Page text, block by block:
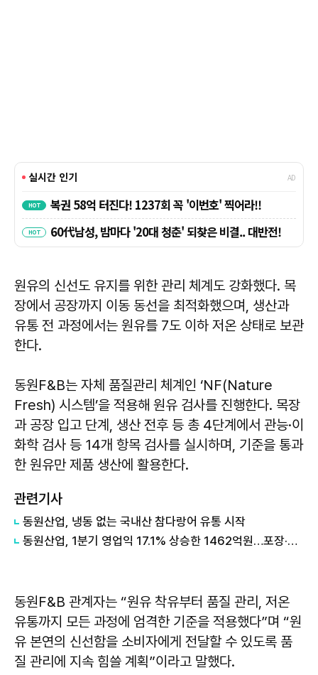
원유의 신선도 유지를 위한 관리 체계도 강화했다. 목
장에서 공장까지 이동 동선을 최적화했으며, 생산과
유통 전 과정에서는 원유를 7도 이하 저온 상태로 보관
한다.
동원F&B는 자체 품질관리 체계인 ‘NF(Nature
Fresh) 시스템’을 적용해 원유 검사를 진행한다. 목장
과 공장 입고 단계, 생산 전후 등 총 4단계에서 관능·이
화학 검사 등 14개 항목 검사를 실시하며, 기준을 통과
한 원유만 제품 생산에 활용한다.
관련기사
동원산업, 냉동 없는 국내산 참다랑어 유통 시작
동원산업, 1분기 영업익 17.1% 상승한 1462억원…포장·물류 사업 성장 견인
동원F&B 관계자는 “원유 착유부터 품질 관리, 저온
유통까지 모든 과정에 엄격한 기준을 적용했다”며 “원
유 본연의 신선함을 소비자에게 전달할 수 있도록 품
질 관리에 지속 힘쓸 계획”이라고 말했다.